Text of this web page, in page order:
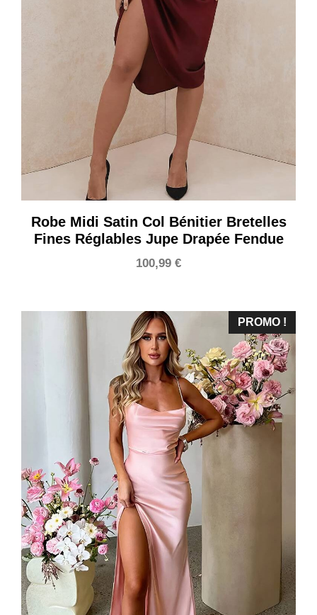
Robe Midi Satin Col Bénitier Bretelles
Fines Réglables Jupe Drapée Fendue
100,99 €
PROMO !